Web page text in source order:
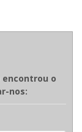
encontrou o
nos: